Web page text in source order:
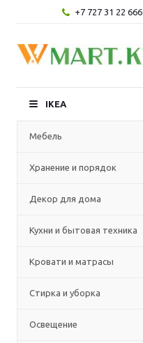
+7 727 31 22 666
IKEA
Мебель
Хранение и порядок
Декор для дома
Кухни и бытовая техника
Кровати и матрасы
Стирка и уборка
Освещение